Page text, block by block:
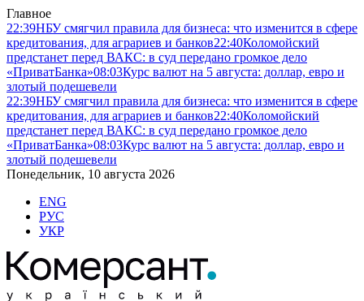
Главное
22:39НБУ смягчил правила для бизнеса: что изменится в сфере
кредитования, для аграриев и банков22:40Коломойский
предстанет перед ВАКС: в суд передано громкое дело
«ПриватБанка»08:03Курс валют на 5 августа: доллар, евро и
злотый подешевели
22:39НБУ смягчил правила для бизнеса: что изменится в сфере
кредитования, для аграриев и банков22:40Коломойский
предстанет перед ВАКС: в суд передано громкое дело
«ПриватБанка»08:03Курс валют на 5 августа: доллар, евро и
злотый подешевели
Понедельник, 10 августа 2026
ENG
РУС
УКР